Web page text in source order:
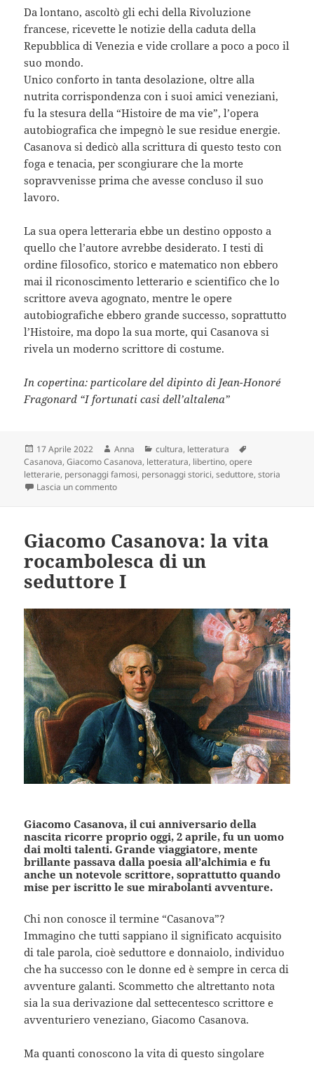
Da lontano, ascoltò gli echi della Rivoluzione
francese, ricevette le notizie della caduta della
Repubblica di Venezia e vide crollare a poco a poco il
suo mondo.
Unico conforto in tanta desolazione, oltre alla
nutrita corrispondenza con i suoi amici veneziani,
fu la stesura della “Histoire de ma vie”, l’opera
autobiografica che impegnò le sue residue energie.
Casanova si dedicò alla scrittura di questo testo con
foga e tenacia, per scongiurare che la morte
sopravvenisse prima che avesse concluso il suo
lavoro.
La sua opera letteraria ebbe un destino opposto a
quello che l’autore avrebbe desiderato. I testi di
ordine filosofico, storico e matematico non ebbero
mai il riconoscimento letterario e scientifico che lo
scrittore aveva agognato, mentre le opere
autobiografiche ebbero grande successo, soprattutto
l’Histoire, ma dopo la sua morte, qui Casanova si
rivela un moderno scrittore di costume.
In copertina: particolare del dipinto di Jean-Honoré
Fragonard “I fortunati casi dell’altalena”
Scritto
il
17 Aprile 2022 Autore
Anna Categorie
cultura, letteratura
Casanova,Giacomo Casanova, letteratura, libertino,opere
letterarie, personaggi famosi, personaggi storici,seduttore,storia
Lascia un commentosu Giacomo Casanova: la vita rocambolesca di un
Giacomo Casanova: la vita
rocambolesca di un
seduttore I
Giacomo Casanova, il cui anniversario della
nascita ricorre proprio oggi, 2 aprile, fu un uomo
dai molti talenti. Grande viaggiatore, mente
brillante passava dalla poesia all’alchimia e fu
anche un notevole scrittore, soprattutto quando
mise per iscritto le sue mirabolanti avventure.
Chi non conosce il termine “Casanova”?
Immagino che tutti sappiano il significato acquisito
di tale parola, cioè seduttore e donnaiolo, individuo
che ha successo con le donne ed è sempre in cerca di
avventure galanti. Scommetto che altrettanto nota
sia la sua derivazione dal settecentesco scrittore e
avventuriero veneziano, Giacomo Casanova.
Ma quanti conoscono la vita di questo singolare